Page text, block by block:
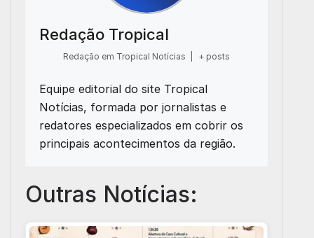
Redação Tropical
Redação em Tropical Notícias + posts
Equipe editorial do site Tropical
Notícias, formada por jornalistas e
redatores especializados em cobrir os
principais acontecimentos da região.
Outras Notícias: